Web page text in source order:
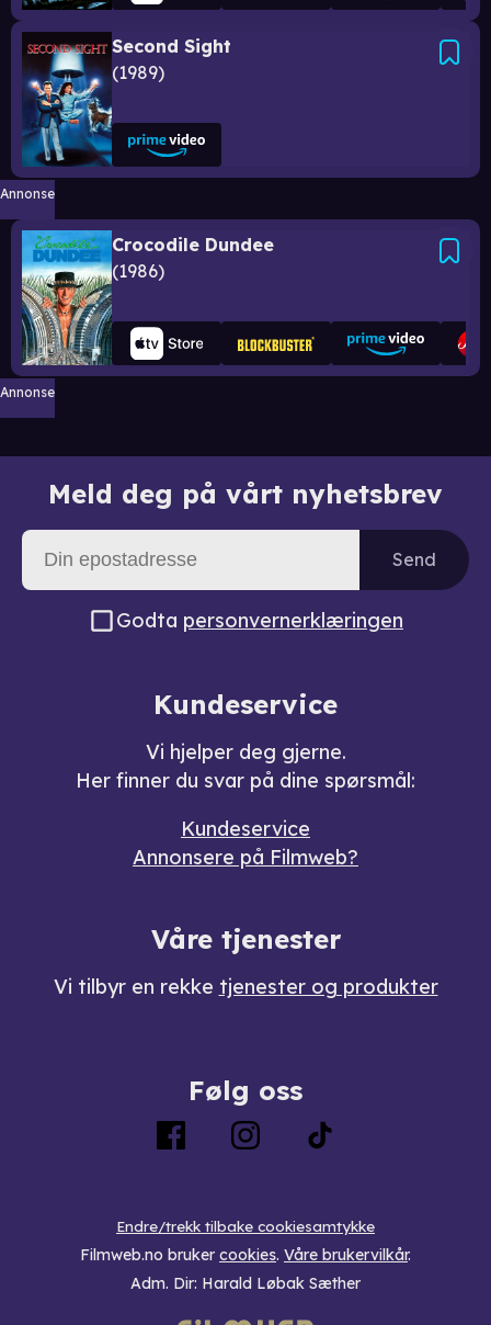
Second Sight
1989
Annonse
Crocodile Dundee
1986
Annonse
Meld deg på vårt nyhetsbrev
Send
Godta personvernerklæringen
Kundeservice
Vi hjelper deg gjerne.
Her finner du svar på dine spørsmål:
Kundeservice
Annonsere på Filmweb?
Våre tjenester
Vi tilbyr en rekke tjenester og produkter
Følg oss
Endre/trekk tilbake cookiesamtykke
Filmweb.no bruker cookies. Våre brukervilkår.
Adm. Dir: Harald Løbak Sæther